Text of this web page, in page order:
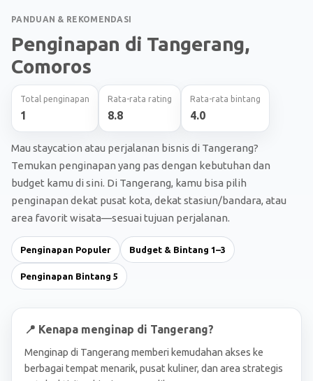
PANDUAN & REKOMENDASI
Penginapan di Tangerang,
Comoros
Total penginapan
1
Rata-rata rating
8.8
Rata-rata bintang
4.0
Mau staycation atau perjalanan bisnis di Tangerang?
Temukan penginapan yang pas dengan kebutuhan dan
budget kamu di sini. Di Tangerang, kamu bisa pilih
penginapan dekat pusat kota, dekat stasiun/bandara, atau
area favorit wisata—sesuai tujuan perjalanan.
Penginapan Populer Budget & Bintang 1–3
Penginapan Bintang 5
📍 Kenapa menginap di Tangerang?
Menginap di Tangerang memberi kemudahan akses ke
berbagai tempat menarik, pusat kuliner, dan area strategis